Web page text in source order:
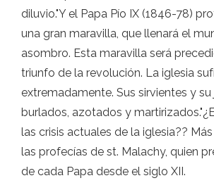
diluvio."Y el Papa Pío IX (1846-78)
una gran maravilla, que llenará el
asombro. Esta maravilla será
triunfo de la revolución. La iglesia
extremadamente. Sus sirvientes y su
burlados, azotados y
las crisis actuales de la iglesia??
las profecías de st. Malachy, quien
de cada Papa desde el siglo XII.